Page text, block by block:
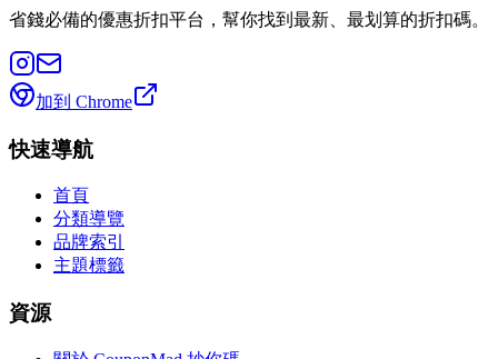
省錢必備的優惠折扣平台，幫你找到最新、最划算的折扣碼。
加到 Chrome
快速導航
首頁
分類導覽
品牌索引
主題標籤
資源